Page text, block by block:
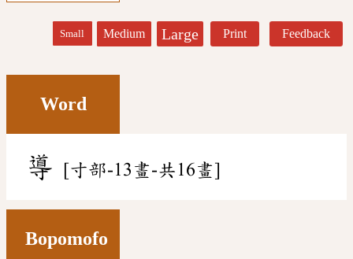
Small Medium Large Print Feedback
Word
導 [寸部-13畫-共16畫]
Bopomofo